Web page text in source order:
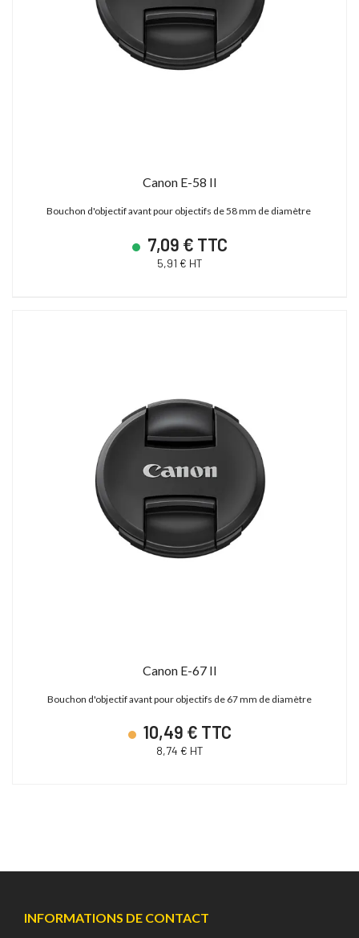
Canon E-58 II
Bouchon d'objectif avant pour objectifs de 58 mm de diamètre
7,09 € TTC
5,91 € HT
Canon E-67 II
Bouchon d'objectif avant pour objectifs de 67 mm de diamètre
10,49 € TTC
8,74 € HT
INFORMATIONS DE CONTACT